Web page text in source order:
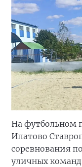
На футбольном
Ипатово
соревнования
уличных